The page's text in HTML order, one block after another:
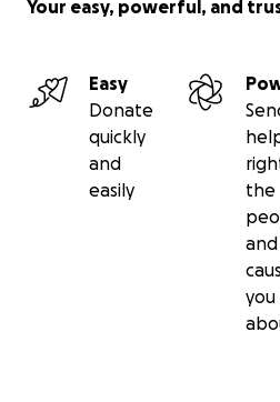
Your easy, powerful, and
Easy
Donate
quickly
and
easily
the
and
you